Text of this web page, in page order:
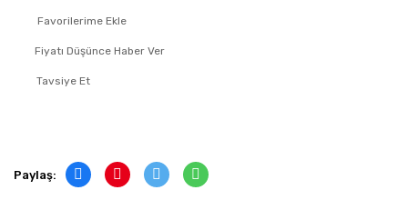
Fiyatı Düşünce Haber Ver
Tavsiye Et
Paylaş: